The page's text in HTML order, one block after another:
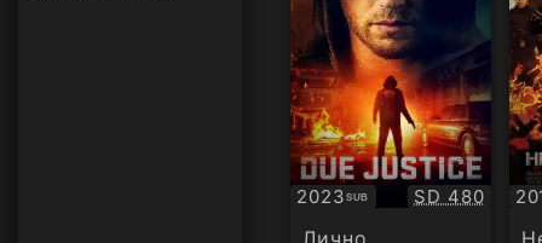
2023SUB
Субтитри Качество:
SD 480
БГ